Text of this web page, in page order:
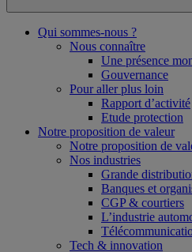
Qui sommes-nous ?
Nous connaître
Une présence
Gouvernance
Pour aller plus loin
Rapport d’activité
Etude protection
Notre proposition de valeur
Notre proposition de
Nos industries
Grande
Banques et
CGP & courtiers
L’industrie
Tech & innovation